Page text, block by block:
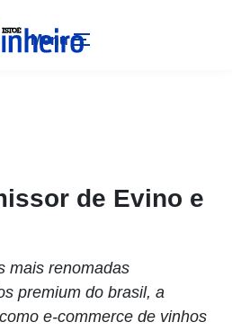
Menu
de Evino e
mais renomadas
premium do brasil, a
e-commerce de vinhos